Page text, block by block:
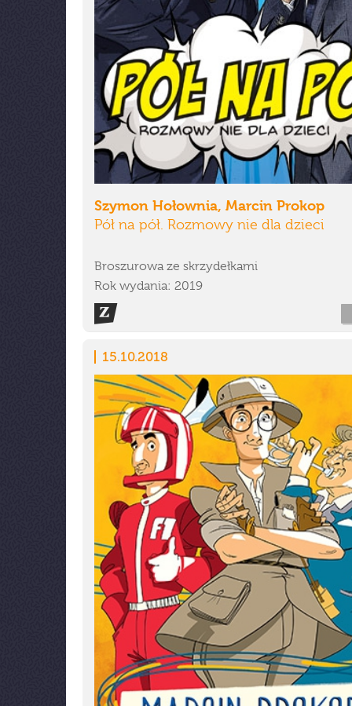
Szymon Hołownia, Marcin Prokop
Pół na pół. Rozmowy nie dla dzieci
Broszurowa ze skrzydełkami
Rok wydania: 2019
15.10.2018